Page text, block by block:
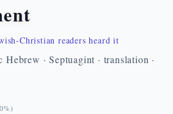
Christian readers heard it
· Septuagint · translation ·
0%)